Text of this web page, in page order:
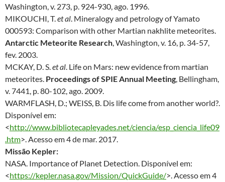
Washington, v. 273, p. 924-930, ago. 1996.
MIKOUCHI, T.et al. Mineralogy and petrology of Yamato
000593: Comparison with other Martian nakhlite meteorites.
Antarctic Meteorite Research, Washington, v. 16, p. 34-57,
fev. 2003.
MCKAY, D. S.et al. Life on Mars: new evidence from martian
meteorites. Proceedings of SPIE Annual Meeting, Bellingham,
v. 7441, p. 80-102, ago. 2009.
WARMFLASH, D.; WEISS, B. Dis life come from another world?.
Disponível em:
<http://www.bibliotecapleyades.net/ciencia/esp_ciencia_life09
.htm>. Acesso em 4 de mar. 2017.
Missão Kepler:
NASA. Importance of Planet Detection. Disponível em:
<https://kepler.nasa.gov/Mission/QuickGuide/>. Acesso em 4